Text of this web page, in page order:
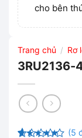
cho bên
Trang chủ / Rơ
3RU2136-
(5